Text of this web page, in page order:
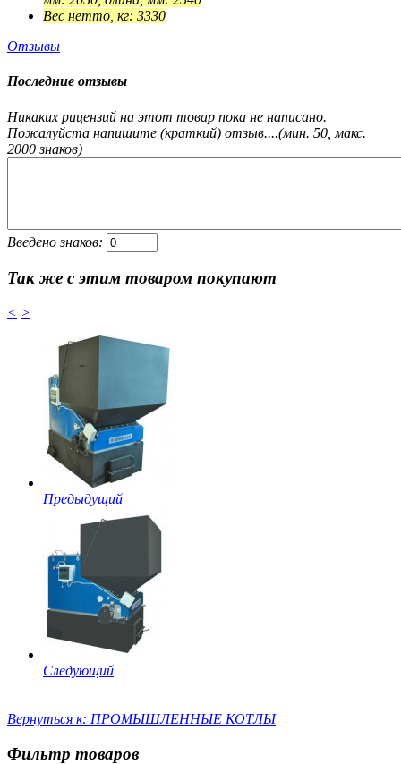
Вес нетто, кг: 3330
Отзывы
Последние отзывы
Никаких рицензий на этот товар пока не написано.
Пожалуйста напишите (краткий) отзыв....(мин. 50, макс.
2000 знаков)
Введено знаков:
Так же с этим товаром покупают
< >
Предыдущий
Следующий
Вернуться к: ПРОМЫШЛЕННЫЕ КОТЛЫ
Фильтр товаров